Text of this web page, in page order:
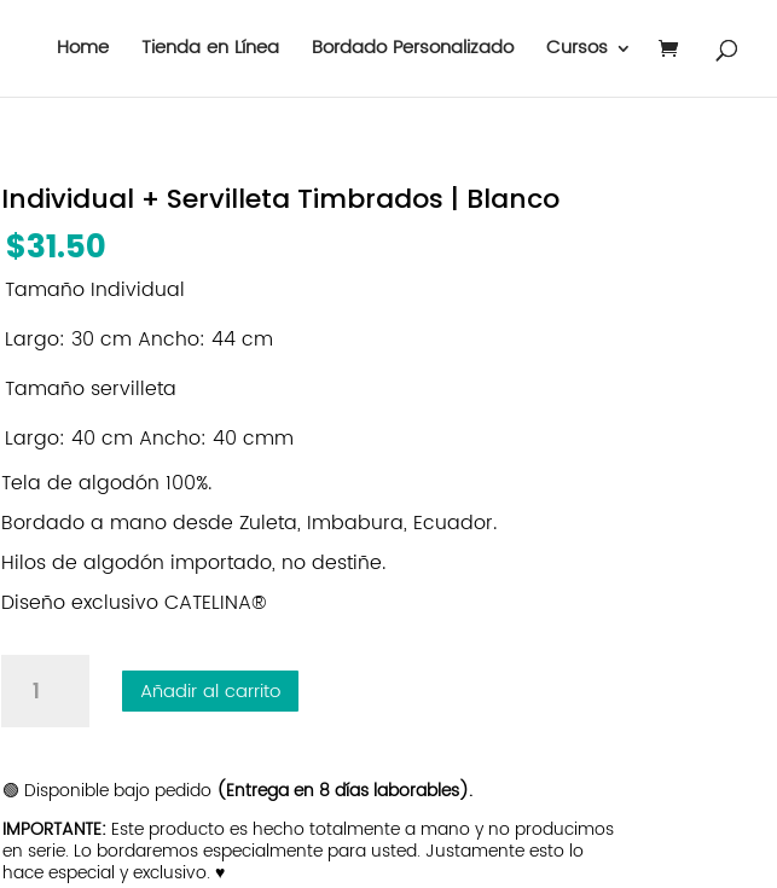
Home Tienda en Línea Bordado Personalizado Cursos
Individual + Servilleta Timbrados | Blanco
$31.50
Tamaño Individual
Largo: 30 cm Ancho: 44 cm
Tamaño servilleta
Largo: 40 cm Ancho: 40 cmm
Tela de algodón 100%.
Bordado a mano desde Zuleta, Imbabura, Ecuador.
Hilos de algodón importado, no destiñe.
Diseño exclusivo CATELINA®
|
Blanco
cantidad
Añadir al carrito
🟢 Disponible bajo pedido (Entrega en 8 días laborables).
IMPORTANTE: Este producto es hecho totalmente a mano y no producimos
en serie. Lo bordaremos especialmente para usted. Justamente esto lo
hace especial y exclusivo. ♥